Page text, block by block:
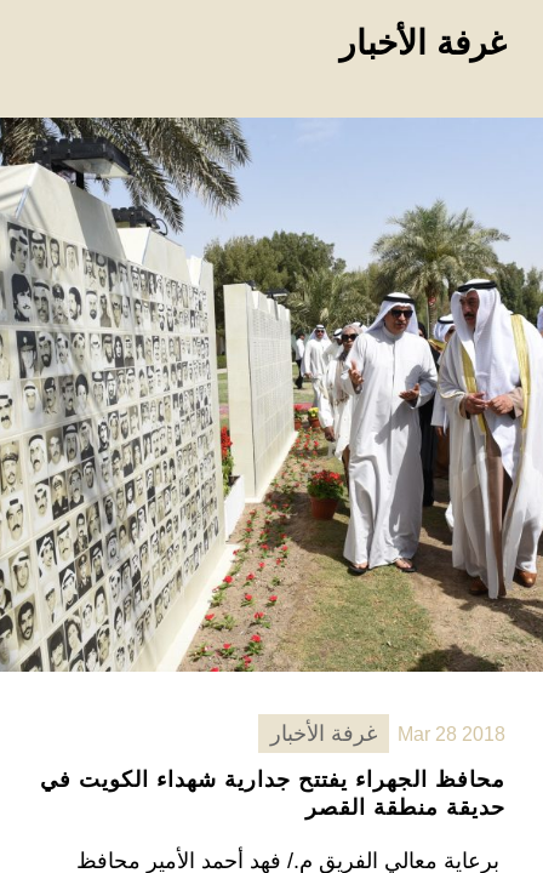
غرفة الأخبار
Mar 28 2018
غرفة الأخبار
محافظ الجهراء يفتتح جدارية شهداء الكويت في
حديقة منطقة القصر
برعاية معالي الفريق م./ فهد أحمد الأمير محافظ